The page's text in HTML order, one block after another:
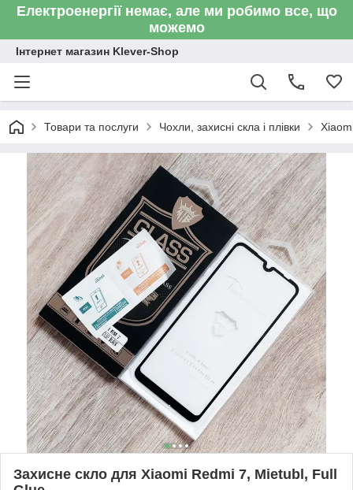
Електроенергії немає, але ми робимо все, що
можемо
Інтернет магазин Klever-Shop
Товари та послуги Чохли, захисні скла і плівки
Захисне скло для Xiaomi Redmi 7, Mietubl, Full